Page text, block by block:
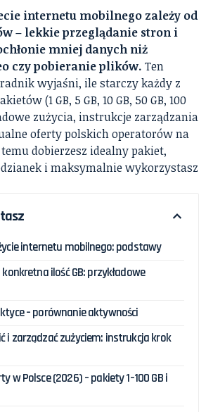
internetu mobilnego zależy od
– lekkie przeglądanie stron i
mniej danych niż
czy pobieranie plików. Ten
wyjaśni, ile starczy każdy z
(1 GB, 5 GB, 10 GB, 50 GB, 100
zużycia, instrukcje zarządzania
oferty polskich operatorów na
dobierzesz idealny pakiet,
i maksymalnie wykorzystasz
internetu mobilnego: podstawy
ilość GB: przykładowe
– porównanie aktywności
i zarządzać zużyciem: instrukcja krok
w Polsce (2026) – pakiety 1–100 GB i